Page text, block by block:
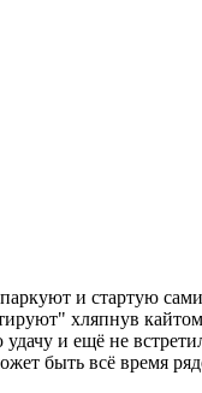
и стартую
хляпнув
и ещё не
быть всё время